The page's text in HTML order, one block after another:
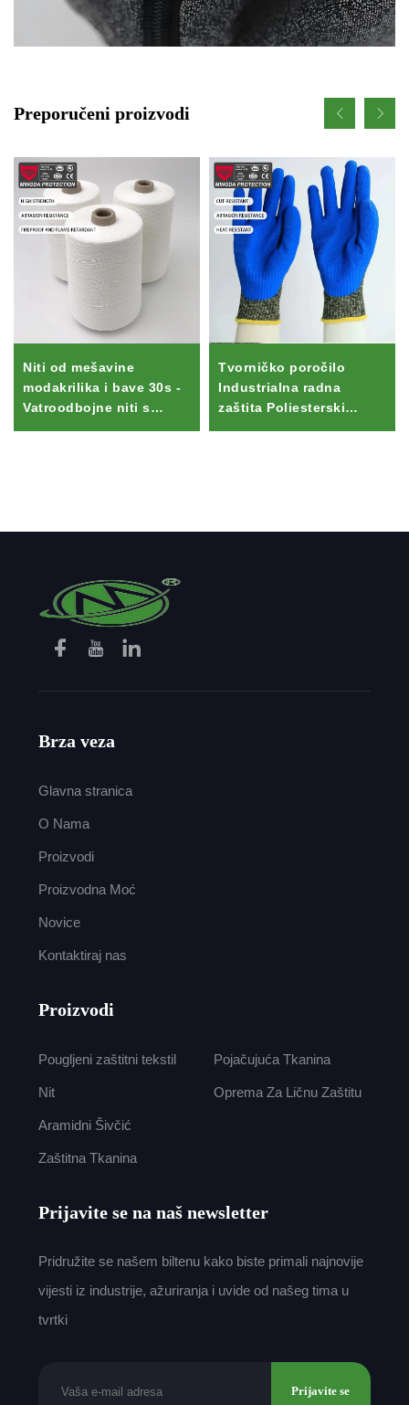
Preporučeni proizvodi
Niti od mešavine
modakrilika i bave 30s -
Vatroodbojne niti s
Tvorničko poročilo
Industrialna radna
zaštita Poliesterski
Brza veza
Glavna stranica
O Nama
Proizvodi
Proizvodna Moć
Novice
Kontaktiraj nas
Proizvodi
Pougljeni zaštitni tekstil
Nit
Aramidni Šivčić
Zaštitna Tkanina
Pojačujuća Tkanina
Oprema Za Ličnu Zaštitu
Prijavite se na naš newsletter
Pridružite se našem biltenu kako biste primali najnovije
vijesti iz industrije, ažuriranja i uvide od našeg tima u
tvrtki
Prijavite se